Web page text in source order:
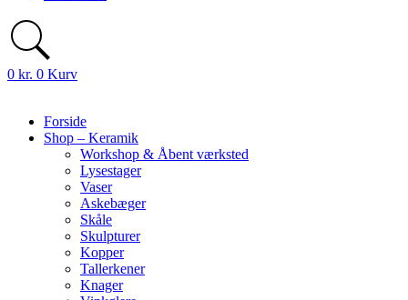
0 kr. 0 Kurv
Forside
Shop – Keramik
Workshop & Åbent værksted
Lysestager
Vaser
Askebæger
Skåle
Skulpturer
Kopper
Tallerkener
Knager